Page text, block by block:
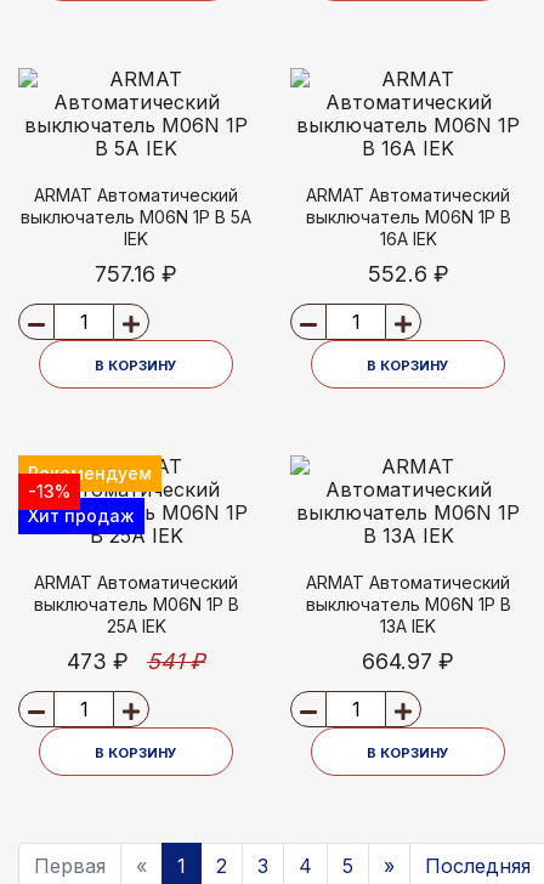
ARMAT Автоматический
выключатель M06N 1P B 5А
IEK
757.16 ₽
В КОРЗИНУ
ARMAT Автоматический
выключатель M06N 1P B
16А IEK
552.6 ₽
В КОРЗИНУ
Рекомендуем
Хит продаж
-13%
ARMAT Автоматический
выключатель M06N 1P B
25А IEK
473 ₽ 541 ₽
В КОРЗИНУ
ARMAT Автоматический
выключатель M06N 1P B
13А IEK
664.97 ₽
В КОРЗИНУ
Первая « 1 2 3 4 5 » Последняя